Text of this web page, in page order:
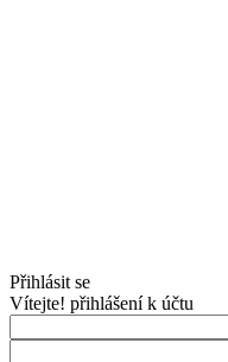
Přihlásit se
Vítejte! přihlášení k účtu